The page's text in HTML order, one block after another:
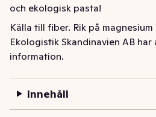
och ekologisk pasta!
Källa till fiber. Rik på magnesium
Ekologistik Skandinavien AB
information.
Innehåll